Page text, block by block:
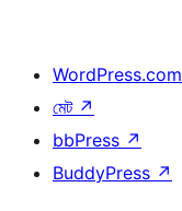
WordPress.com
মেট ↗
bbPress ↗
BuddyPress ↗